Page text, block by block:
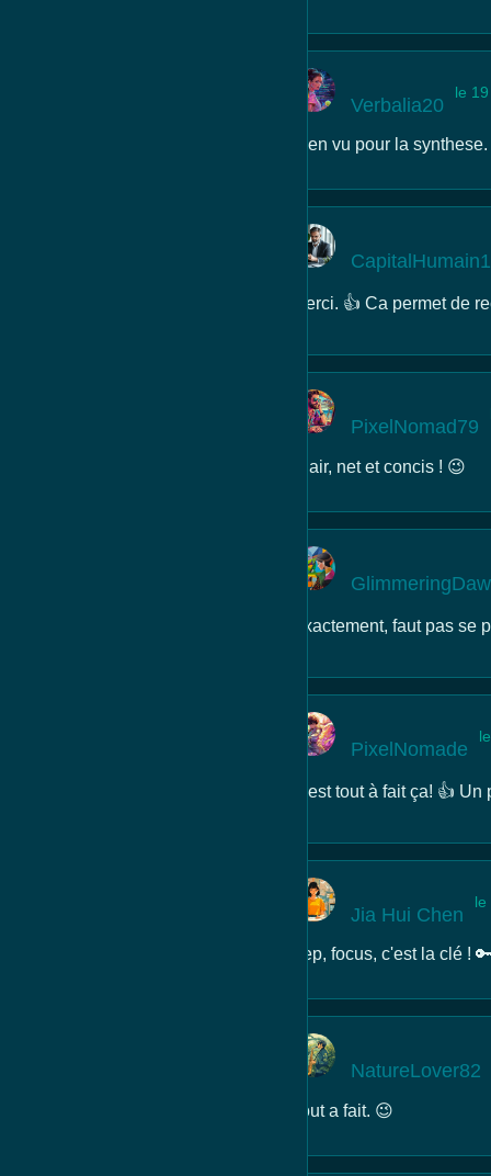
Verbalia20
le
Bien vu pour la synthese.
Merci. 👍 Ca permet de
PixelNomad79
Clair, net et concis ! 😉
Exactement, faut pas se
PixelNomade
C'est tout à fait ça! 👍
Jia Hui Chen
le
Yep, focus, c'est la clé !
NatureLover82
Tout a fait. 😉